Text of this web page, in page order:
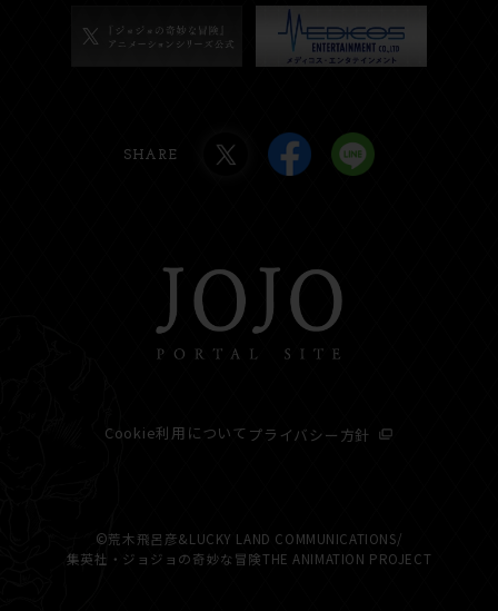
SHARE
Cookie利用について プライバシー方針
©荒木飛呂彦&LUCKY LAND COMMUNICATIONS/
集英社・ジョジョの奇妙な冒険THE ANIMATION PROJECT